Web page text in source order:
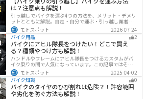
前の確認が大切です。
は？注意点も解説！
引っ越しでバイクを運ぶ4つの方法を、メリット・デメリ
ットとともに解説。自走・自分で運ぶ・引っ越し業者・
バイク専門業者の選び方や輸送時の注意点、駐輪場所の
確保、住所変更など必要な手続きも紹介します。
モトスポット
2026-07-24
バイク用品
2
バイクにアヒル隊長をつけたい！どこで買え
る？種類やつけ方も解説！
ハンドルやフレームにアヒル隊長をつけるカスタムがバ
イク乗りの間で人気になっています。この記事ではそん
なアヒル隊長について、どこで買えるのかどんな種類が
あるのか、バイクに付ける際の注意点などまとめまし
た。アヒル隊長でオリジナルカスタムをしたい人は参考
にしてください。
モトスポット
2025-04-02
バイク知識
0
バイクのタイヤのひび割れは危険？！許容範囲
や劣化を防ぐ方法も解説！